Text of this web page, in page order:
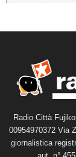
Radio Città
00954970372 Via
giornalistica